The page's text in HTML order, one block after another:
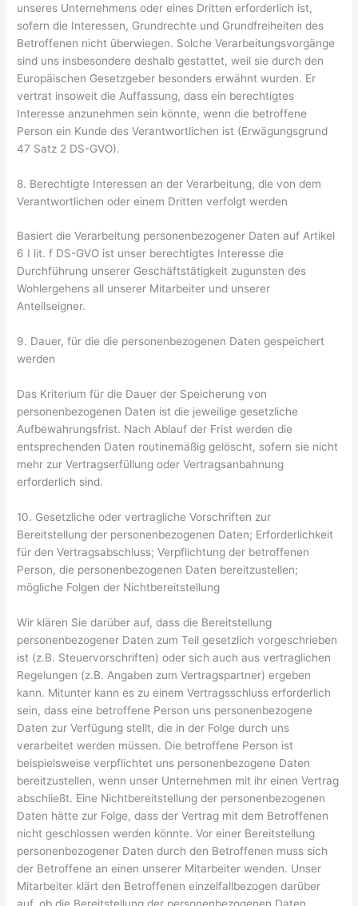
unseres Unternehmens oder eines Dritten erforderlich ist,
sofern die Interessen, Grundrechte und Grundfreiheiten des
Betroffenen nicht überwiegen. Solche Verarbeitungsvorgänge
sind uns insbesondere deshalb gestattet, weil sie durch den
Europäischen Gesetzgeber besonders erwähnt wurden. Er
vertrat insoweit die Auffassung, dass ein berechtigtes
Interesse anzunehmen sein könnte, wenn die betroffene
Person ein Kunde des Verantwortlichen ist (Erwägungsgrund
47 Satz 2 DS-GVO).
8. Berechtigte Interessen an der Verarbeitung, die von dem
Verantwortlichen oder einem Dritten verfolgt werden
Basiert die Verarbeitung personenbezogener Daten auf Artikel
6 I lit. f DS-GVO ist unser berechtigtes Interesse die
Durchführung unserer Geschäftstätigkeit zugunsten des
Wohlergehens all unserer Mitarbeiter und unserer
Anteilseigner.
9. Dauer, für die die personenbezogenen Daten gespeichert
werden
Das Kriterium für die Dauer der Speicherung von
personenbezogenen Daten ist die jeweilige gesetzliche
Aufbewahrungsfrist. Nach Ablauf der Frist werden die
entsprechenden Daten routinemäßig gelöscht, sofern sie nicht
mehr zur Vertragserfüllung oder Vertragsanbahnung
erforderlich sind.
10. Gesetzliche oder vertragliche Vorschriften zur
Bereitstellung der personenbezogenen Daten; Erforderlichkeit
für den Vertragsabschluss; Verpflichtung der betroffenen
Person, die personenbezogenen Daten bereitzustellen;
mögliche Folgen der Nichtbereitstellung
Wir klären Sie darüber auf, dass die Bereitstellung
personenbezogener Daten zum Teil gesetzlich vorgeschrieben
ist (z.B. Steuervorschriften) oder sich auch aus vertraglichen
Regelungen (z.B. Angaben zum Vertragspartner) ergeben
kann. Mitunter kann es zu einem Vertragsschluss erforderlich
sein, dass eine betroffene Person uns personenbezogene
Daten zur Verfügung stellt, die in der Folge durch uns
verarbeitet werden müssen. Die betroffene Person ist
beispielsweise verpflichtet uns personenbezogene Daten
bereitzustellen, wenn unser Unternehmen mit ihr einen Vertrag
abschließt. Eine Nichtbereitstellung der personenbezogenen
Daten hätte zur Folge, dass der Vertrag mit dem Betroffenen
nicht geschlossen werden könnte. Vor einer Bereitstellung
personenbezogener Daten durch den Betroffenen muss sich
der Betroffene an einen unserer Mitarbeiter wenden. Unser
Mitarbeiter klärt den Betroffenen einzelfallbezogen darüber